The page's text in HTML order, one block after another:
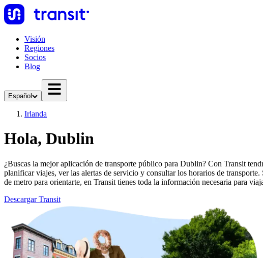
Visión
Regiones
Socios
Blog
Español
Irlanda
Hola, Dublin
¿Buscas la mejor aplicación de transporte público para Dublin? Con Transit
planificar viajes, ver las alertas de servicio y consultar los horarios de
de metro para orientarte, en Transit tienes toda la información necesaria para
Descargar Transit